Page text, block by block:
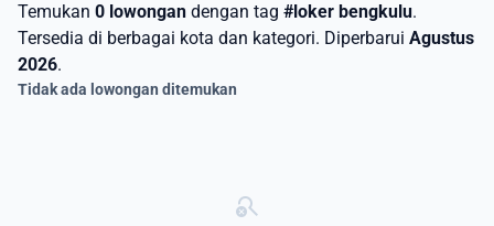
Temukan 0 lowongan dengan tag #loker bengkulu.
Tersedia di berbagai kota dan kategori. Diperbarui Agustus
2026.
Tidak ada lowongan ditemukan
search_off